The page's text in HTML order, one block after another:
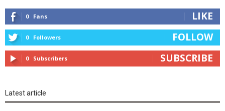
0 Fans LIKE
0 Followers FOLLOW
0 Subscribers SUBSCRIBE
Latest article